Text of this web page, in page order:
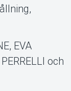
EVA
och